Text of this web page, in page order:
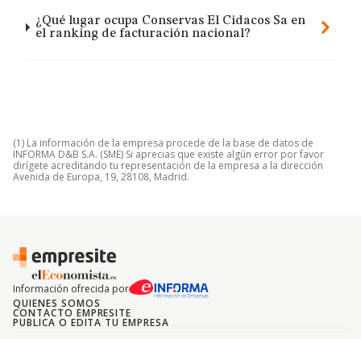
¿Qué lugar ocupa Conservas El Cidacos Sa en
el ranking de facturación nacional?
(1) La información de la empresa procede de la base de datos de
INFORMA D&B S.A. (SME) Si aprecias que existe algún error por favor
dirígete acreditando tu representación de la empresa a la dirección
Avenida de Europa, 19, 28108, Madrid.
Información ofrecida por
QUIENES SOMOS
CONTACTO EMPRESITE
PUBLICA O EDITA TU EMPRESA